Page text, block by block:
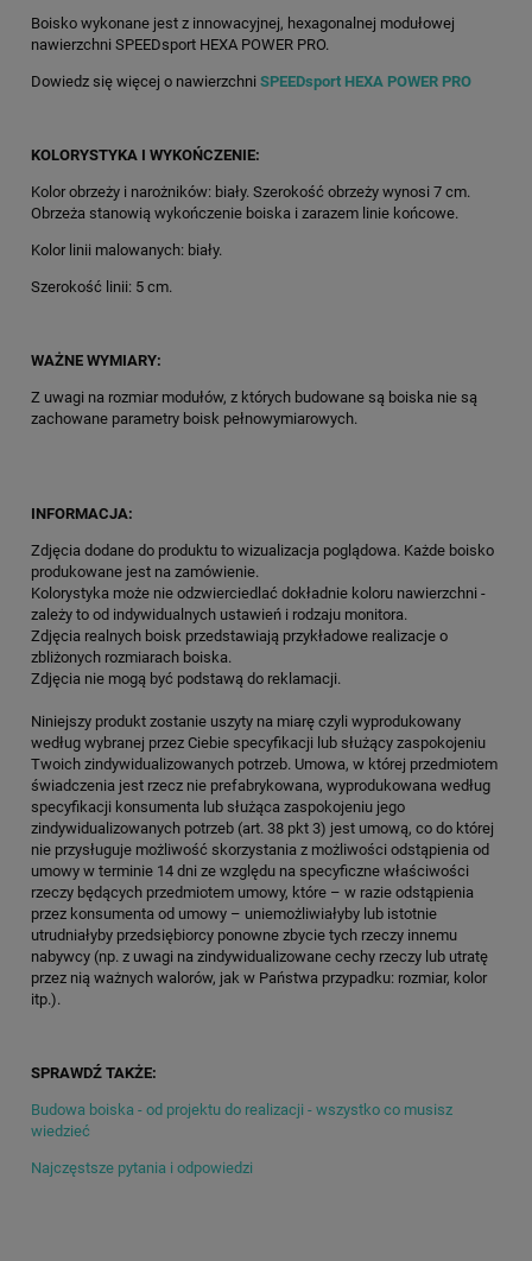
Boisko wykonane jest z innowacyjnej, hexagonalnej modułowej
nawierzchni SPEEDsport HEXA POWER PRO.
Dowiedz się więcej o nawierzchni SPEEDsport HEXA POWER PRO
KOLORYSTYKA I WYKOŃCZENIE:
Kolor obrzeży i narożników: biały. Szerokość obrzeży wynosi 7 cm.
Obrzeża stanowią wykończenie boiska i zarazem linie końcowe.
Kolor linii malowanych: biały.
Szerokość linii: 5 cm.
WAŻNE WYMIARY:
Z uwagi na rozmiar modułów, z których budowane są boiska nie są
zachowane parametry boisk pełnowymiarowych.
INFORMACJA:
Zdjęcia dodane do produktu to wizualizacja poglądowa. Każde boisko
produkowane jest na zamówienie.
Kolorystyka może nie odzwierciedlać dokładnie koloru nawierzchni -
zależy to od indywidualnych ustawień i rodzaju monitora.
Zdjęcia realnych boisk przedstawiają przykładowe realizacje o
zbliżonych rozmiarach boiska.
Zdjęcia nie mogą być podstawą do reklamacji.
Niniejszy produkt zostanie uszyty na miarę czyli wyprodukowany
według wybranej przez Ciebie specyfikacji lub służący zaspokojeniu
Twoich zindywidualizowanych potrzeb. Umowa, w której przedmiotem
świadczenia jest rzecz nie prefabrykowana, wyprodukowana według
specyfikacji konsumenta lub służąca zaspokojeniu jego
zindywidualizowanych potrzeb (art. 38 pkt 3) jest umową, co do której
nie przysługuje możliwość skorzystania z możliwości odstąpienia od
umowy w terminie 14 dni ze względu na specyficzne właściwości
rzeczy będących przedmiotem umowy, które – w razie odstąpienia
przez konsumenta od umowy – uniemożliwiałyby lub istotnie
utrudniałyby przedsiębiorcy ponowne zbycie tych rzeczy innemu
nabywcy (np. z uwagi na zindywidualizowane cechy rzeczy lub utratę
przez nią ważnych walorów, jak w Państwa przypadku: rozmiar, kolor
itp.).
SPRAWDŹ TAKŻE:
Budowa boiska - od projektu do realizacji - wszystko co musisz
wiedzieć
Najczęstsze pytania i odpowiedzi